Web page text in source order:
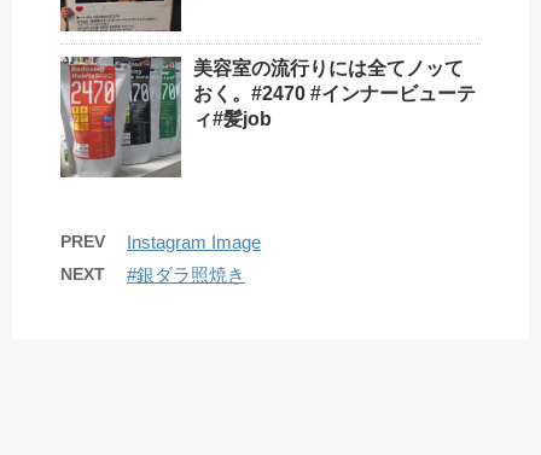
美容室の流行りには全てノッて
おく。#2470 #インナービューテ
ィ#髪job
PREV Instagram Image
NEXT #銀ダラ照焼き